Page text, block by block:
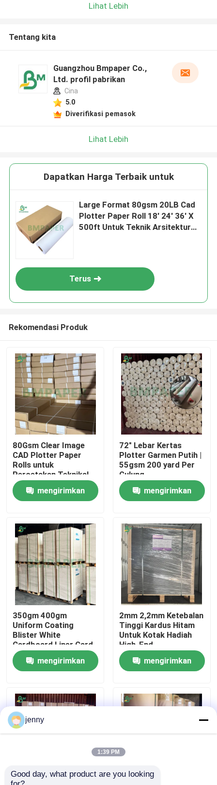
Rumah
Produk
Tentang kita
Wisata pabrik
Kontrol kualitas
Hubungi kami
Semua Kasus
Kertas NCR tanpa karbon
Lihat Lebih
Tentang kita
Guangzhou Bmpaper Co.,
Ltd. profil pabrikan
Cina
5.0
Diverifikasi pemasok
Lihat Lebih
Dapatkan Harga Terbaik untuk
Large Format 80gsm 20LB Cad
Plotter Paper Roll 18' 24' 36' X
500ft Untuk Teknik Arsitektur
Terus
Rekomendasi Produk
80Gsm Clear Image
CAD Plotter Paper
Rolls untuk
Percetakan Teknikal
mengirimkan
72" Lebar Kertas
Plotter Garmen Putih |
55gsm 200 yard Per
Gulung
mengirimkan
350gm 400gm
Uniform Coating
Blister White
Cardboard Liner Card
mengirimkan
2mm 2,2mm Ketebalan
Tinggi Kardus Hitam
Untuk Kotak Hadiah
High-End
mengirimkan
jenny
1:39 PM
Good day, what product are you looking